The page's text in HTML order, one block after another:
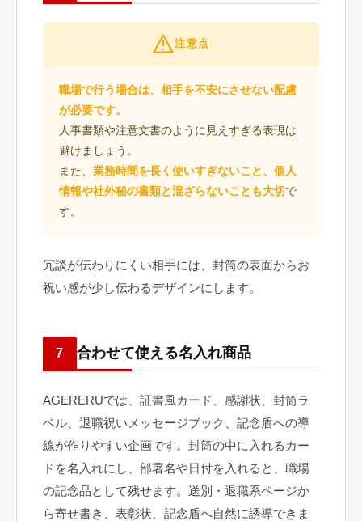
注意点
職場で行う場合は、相手を不安にさせない配慮
が必要です。
人事書類や注意文書のように見えすぎる表現は
避けましょう。
また、 業務時間を長く使いすぎないこと、個人
情報や社外秘の書類と混ざらないことも大切で
す。
冗談が伝わりにくい相手には、封筒の表面からお
祝い感が少し伝わるデザインにします。
7 合わせて使える名入れ商品
AGERERUでは、証書風カード、感謝状、封筒ラ
ベル、退職祝いメッセージブック、記念盾への導
線が作りやすい企画です。封筒の中に入れるカー
ドを名入れにし、部署名や日付を入れると、職場
の記念品として残せます。送別・退職系ページか
ら寄せ書き、表彰状、記念盾へ自然に誘導できま